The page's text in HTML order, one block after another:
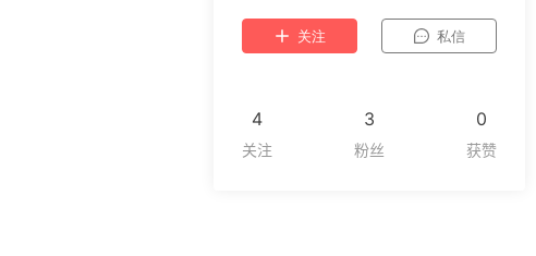
关注 私信
4 3 0